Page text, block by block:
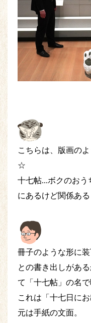
こちらは、版画の
☆
十七帖...ボクのお
にあるけど関係ある
冊子のような形に
との書き出しがあ
て「十七帖」の名
これは「十七日に
元は手紙の文面。